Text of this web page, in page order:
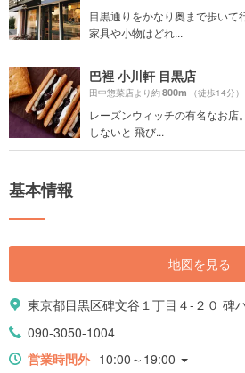
目黒通りをかなり奥まで歩いて
家具や小物はどれ...
巴裡 小川軒 目黒店
田中惣菜店より約800m （徒歩14分）
レーズンウィッチの有名なお店
しないと 飛び...
基本情報
地図を見る
東京都目黒区碑文谷１丁目４-２０ 碑
090-3050-1004
営業時間外 10:00～19:00